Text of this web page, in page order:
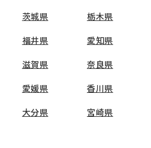
茨城県 栃木県
福井県 愛知県
滋賀県 奈良県
愛媛県 香川県
大分県 宮崎県